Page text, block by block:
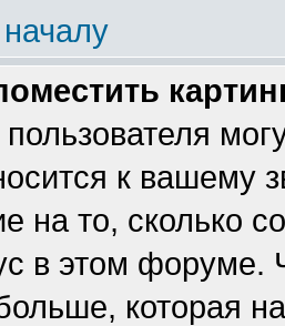
к вашему
на то, сколько
в этом форуме.
которая